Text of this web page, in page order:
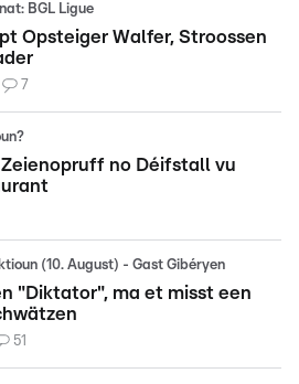
BGL Ligue
Opsteiger Walfer, Stroossen
7
no Déifstall vu
(10. August) - Gast Gibéryen
"Diktator", ma et misst een
51